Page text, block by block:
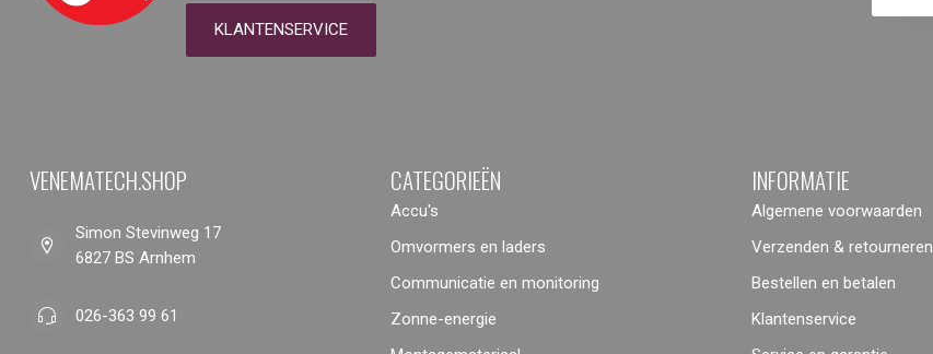
KLANTENSERVICE
VENEMATECH.SHOP
Simon Stevinweg 17
6827 BS Arnhem
026-363 99 61
CATEGORIEËN
Accu's
Omvormers en laders
Communicatie en monitoring
Zonne-energie
INFORMATIE
Algemene voorwaarden
Verzenden & retourneren
Bestellen en betalen
Klantenservice